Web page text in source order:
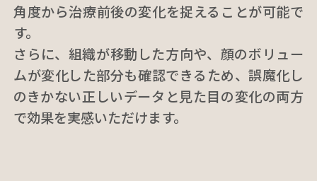
角度から治療前後の変化を捉えることが可能で
す。
さらに、組織が移動した方向や、顔のボリュー
ムが変化した部分も確認できるため、誤魔化し
のきかない正しいデータと見た目の変化の両方
で効果を実感いただけます。